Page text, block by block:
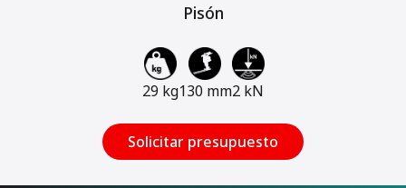
Pisón
29 kg130 mm2 kN
Solicitar presupuesto